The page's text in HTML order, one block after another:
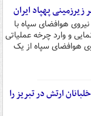
زیرزمینی پهپاد ایران
هوافضای سپاه با
و وارد چرخه عملیاتی
هوافضای سپاه از یک
ارتش در تبریز را